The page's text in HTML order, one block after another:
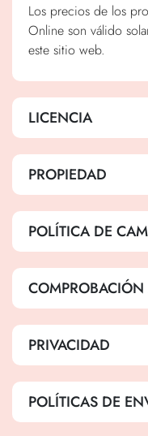
Los precios de los
Online son válido
este sitio web.
LICENCIA
PROPIEDAD
POLÍTICA DE
PRIVACIDAD
POLÍTICAS DE